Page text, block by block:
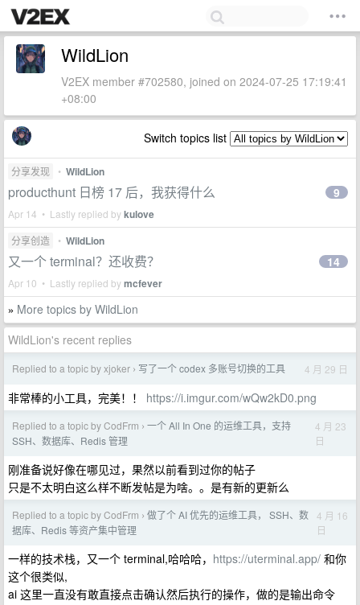
WildLion
V2EX member #702580, joined on 2024-07-25 17:19:41
+08:00
Switch topics list
分享发现 • WildLion
producthunt 日榜 17 后，我获得什么
Apr 14 • Lastly replied bykulove
9
分享创造 • WildLion
又一个 terminal？还收费？
Apr 10 • Lastly replied bymcfever
14
» More topics by WildLion
WildLion's recent replies
Replied to a topic by xjoker › 写了一个 codex 多账号切换的工具 4 月 29 日
非常棒的小工具，完美！！ https://i.imgur.com/wQw2kD0.png
Replied to a topic by CodFrm › 一个 All In One 的运维工具，支持
SSH、数据库、Redis 管理
4 月 23
日
刚准备说好像在哪见过，果然以前看到过你的帖子
只是不太明白这么样不断发帖是为啥。。是有新的更新么
Replied to a topic by CodFrm › 做了个 AI 优先的运维工具， SSH、数
据库、Redis 等资产集中管理
4 月 16
日
一样的技术栈，又一个 terminal,哈哈哈， https://uterminal.app/ 和你
这个很类似,
ai 这里一直没有敢直接点击确认然后执行的操作，做的是输出命令